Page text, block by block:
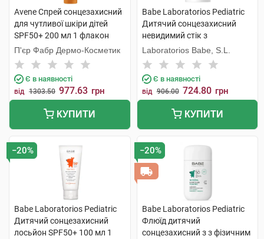
Avene Спрей сонцезахисний
для чутливої шкіри дітей
SPF50+ 200 мл 1 флакон
П'єр Фабр Дермо-Косметик
Є в наявності
від 1303.50 977.63 грн
КУПИТИ
Babe Laboratorios Pediatric
Дитячий сонцезахисний
невидимий стік з
пантенолом і пребіотиком
SPF50 30 г 1 стік
Laboratorios Babe, S.L.
Є в наявності
від 906.00 724.80 грн
КУПИТИ
−20%
Babe Laboratorios Pediatric
Дитячий сонцезахисний
лосьйон SPF50+ 100 мл 1
−20%
Babe Laboratorios Pediatric
Флюїд дитячий
сонцезахисний з з фізичним